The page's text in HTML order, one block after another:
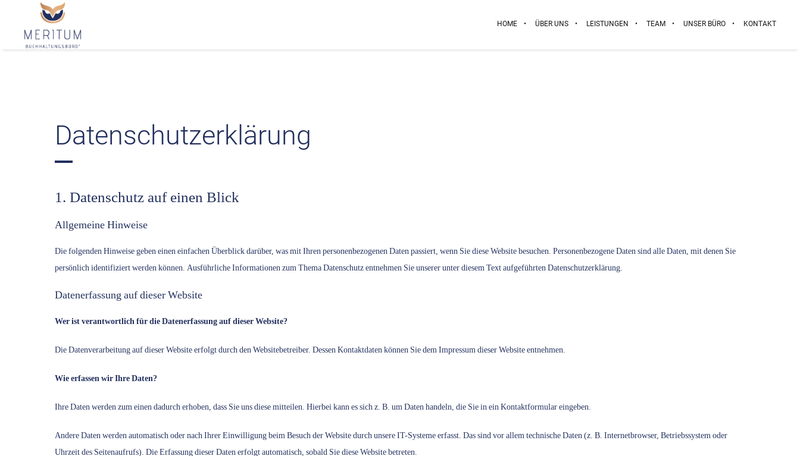
HOME ÜBER UNS LEISTUNGEN TEAM UNSER BÜRO KONTAKT
Datenschutzerklärung
1. Datenschutz auf einen Blick
Allgemeine Hinweise
Die folgenden Hinweise geben einen einfachen Überblick darüber, was mit Ihren personenbezogenen Daten passiert, wenn Sie diese Website besuchen. Personenbezogene Daten sind alle Daten, mit denen Sie
persönlich identifiziert werden können. Ausführliche Informationen zum Thema Datenschutz entnehmen Sie unserer unter diesem Text aufgeführten Datenschutzerklärung.
Datenerfassung auf dieser Website
Wer ist verantwortlich für die Datenerfassung auf dieser Website?
Die Datenverarbeitung auf dieser Website erfolgt durch den Websitebetreiber. Dessen Kontaktdaten können Sie dem Impressum dieser Website entnehmen.
Wie erfassen wir Ihre Daten?
Ihre Daten werden zum einen dadurch erhoben, dass Sie uns diese mitteilen. Hierbei kann es sich z. B. um Daten handeln, die Sie in ein Kontaktformular eingeben.
Andere Daten werden automatisch oder nach Ihrer Einwilligung beim Besuch der Website durch unsere IT-Systeme erfasst. Das sind vor allem technische Daten (z. B. Internetbrowser, Betriebssystem oder
Uhrzeit des Seitenaufrufs). Die Erfassung dieser Daten erfolgt automatisch, sobald Sie diese Website betreten.